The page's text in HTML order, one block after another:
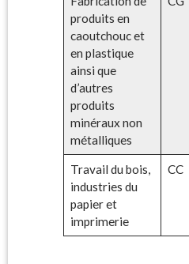
produits en
caoutchouc et
en plastique
ainsi que
d’autres
produits
minéraux non
métalliques
Travail du bois,
industries du
papier et
imprimerie
CC